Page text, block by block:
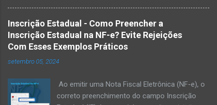
transição gradual da Reforma Tributária.
Estamos atentos aos prazos definidos e as
atualizações necessárias serão liberadas
conforme o cronograma de produção da
SEFAZ. Comunicados oficiais serão enviados
oportunamente para orientar nossos clientes.
da própria SEFAZ, podem ocorrer instabilidades
nos envios de documentos fiscais. Vale
Inscrição Estadual - Como Preencher a
Inscrição Estadual na NF-e? Evite Rejeições
Com Esses Exemplos Práticos
setembro 05, 2024
Ao emitir uma Nota Fiscal Eletrônica (NF-e), o
correto preenchimento do campo Inscrição